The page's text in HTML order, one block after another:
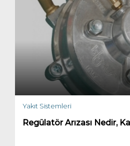
Yakıt Sistemleri
Regülatör Arızası Nedir,